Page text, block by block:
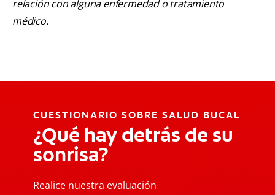
relación con alguna enfermedad o tratamiento
médico.
CUESTIONARIO SOBRE SALUD BUCAL
¿Qué hay detrás de su
sonrisa?
Realice nuestra evaluación